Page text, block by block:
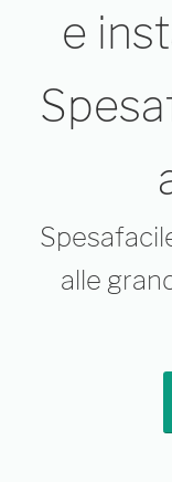
e
alle